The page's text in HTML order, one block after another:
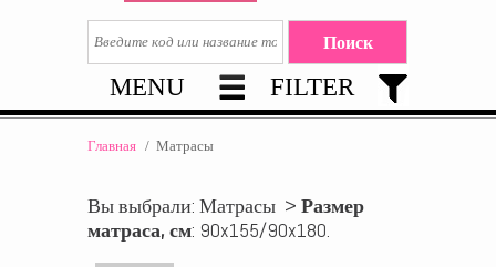
MENU FILTER
Главная / Матрасы
Вы выбрали: Матрасы > Размер
матраса, см: 90x155/90x180.